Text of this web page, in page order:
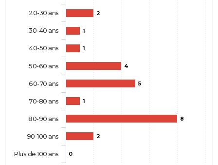
2
1
1
4
5
1
8
2
0
20-30 ans
30-40 ans
40-50 ans
50-60 ans
60-70 ans
70-80 ans
80-90 ans
90-100 ans
Plus de 100 ans